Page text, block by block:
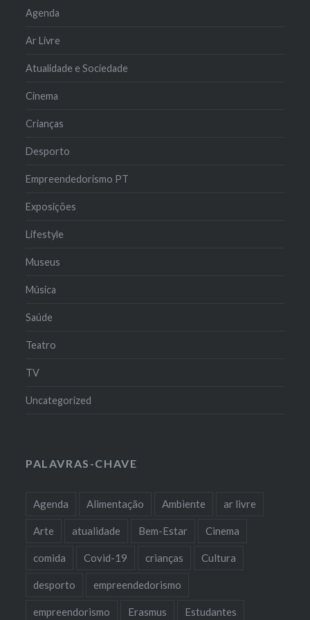
Agenda
Ar Livre
Atualidade e Sociedade
Cinema
Crianças
Desporto
Empreendedorismo PT
Exposições
Lifestyle
Museus
Música
Saúde
Teatro
TV
Uncategorized
PALAVRAS-CHAVE
Agenda Alimentação Ambiente ar livre
Arte atualidade Bem-Estar Cinema
comida Covid-19 crianças Cultura
desporto empreendedorismo
empreendorismo Erasmus Estudantes